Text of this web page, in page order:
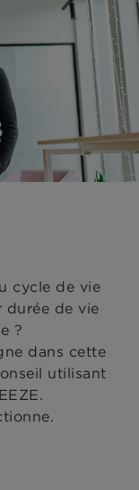
cycle de vie
durée de vie
?
dans cette
utilisant